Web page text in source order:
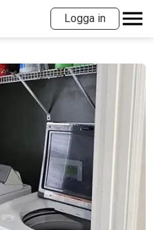
Logga in